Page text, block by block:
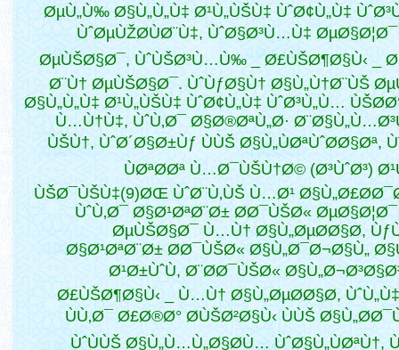
ØµÙ„Ù‰ Ø§Ù„Ù„Ù‡ Ø¹Ù„ÙŠÙ‡ ÙˆØ¢Ù„Ù‡
ÙˆØµÙŽØ­ÙØ¨Ù‡, ÙˆØ§Ø³Ù…Ù‡ ØµØ§Ø¦Ø¯
ØµÙŠØ§Ø¯, ÙˆÙŠØ³Ù…Ù‰ _ Ø£ÙŠØ¶Ø§Ù‹ _
Ø¨Ù† ØµÙŠØ§Ø¯. ÙˆÙƒØ§Ù† Ø§Ù„Ù†Ø¨ÙŠ
Ø§Ù„Ù„Ù‡ Ø¹Ù„ÙŠÙ‡ ÙˆØ¢Ù„Ù‡ ÙˆØ³Ù„Ù…
Ù…Ù†Ù‡, ÙˆÙ‚Ø¯ Ø§Ø®ØªÙ„Ø·
ÙŠÙ†, ÙˆØ´Ø§Ø±Ùƒ ÙÙŠ Ø§Ù„ÙØªÙˆØ­Ø§Øª,
ÙØªØ­Øª Ù…Ø¯ÙŠÙ†Ø© (Ø³ÙˆØ³)
ÙŠØ¯ÙŠÙ‡(9)ØŒ ÙˆØ¨Ù‚ÙŠ Ù…Ø¹
ÙˆÙ‚Ø¯ Ø§Ø¹ØªØ¨Ø± Ø­Ø¯ÙŠØ« ØµØ§Ø¦Ø¯
ØµÙŠØ§Ø¯ Ù…Ù† Ø§Ù„ØµØ­Ø§Ø­,
Ø§Ø¹ØªØ¨Ø± Ø­Ø¯ÙŠØ« Ø§Ù„Ø¯Ø¬Ø§Ù„
Ø¹Ø±ÙˆÙ, Ø¨Ø­Ø¯ÙŠØ«
Ø£ÙŠØ¶Ø§Ù‹ _ Ù…Ù† Ø§Ù„ØµØ­Ø§Ø­,
ÙÙ‚Ø¯ Ø£Ø®Ø° Ø­ÙŠØ²Ø§Ù‹ ÙÙŠ
ÙˆÙÙŠ Ø§Ù„Ù…Ù„Ø§Ø­Ù… ÙˆØ§Ù„ÙØªÙ†,